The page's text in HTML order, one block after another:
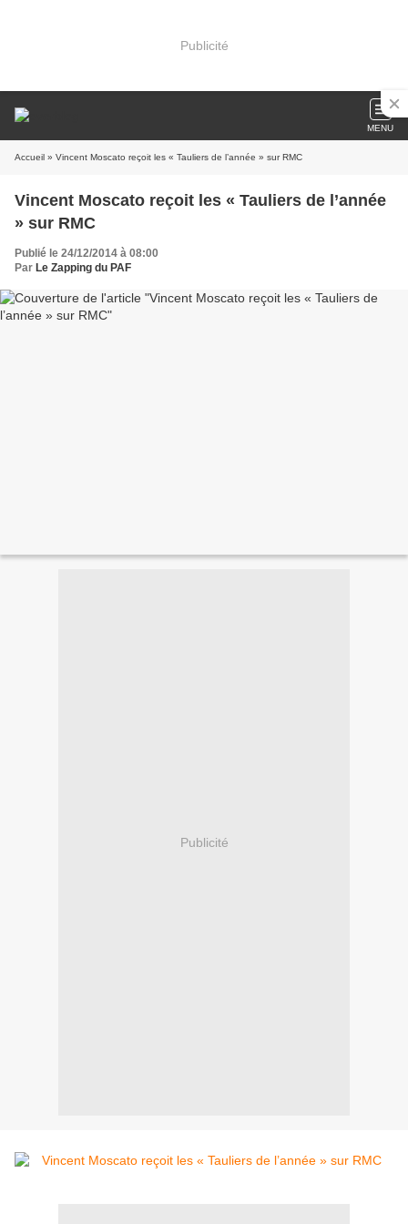
Publicité
MENU
Accueil » Vincent Moscato reçoit les « Tauliers de l’année » sur RMC
Vincent Moscato reçoit les « Tauliers de l’année
» sur RMC
Publié le 24/12/2014 à 08:00
Par Le Zapping du PAF
Publicité